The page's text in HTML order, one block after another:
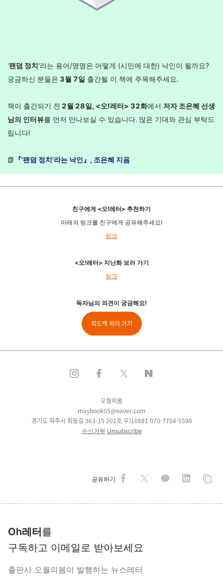
'팬덤 정치'라는 용어/명명은 어떻게 (시민에 대한) 낙인이 될까요?
궁금하신 분들은 3월 7일 출간될 이 책에 주목해주세요.
책이 출간되기 전 2월 28일, <오!레터> 32화에서 저자 조은혜 선생
님의 인터뷰를 먼저 만나보실 수 있습니다. 많은 기대와 관심 부탁드
립니다!
📗 『'팬덤 정치'라는 낙인』, 조은혜 지음
친구에게 <오!레터> 추천하기
아래의 링크를 친구에게 공유해주세요!
링크
<오!레터> 지난화 보러 가기
링크
독자님의 의견이 궁금해요!
피드백 하러 가기
오월의봄
maybook05@naver.com
경기도 파주시 회동길 363-15 201호 우)10881 070-7704-5590
수신거부 Unsubscribe
공유하기
Oh레터를
구독하고 이메일로 받아보세요
출판사 오월의봄이 발행하는 뉴스레터